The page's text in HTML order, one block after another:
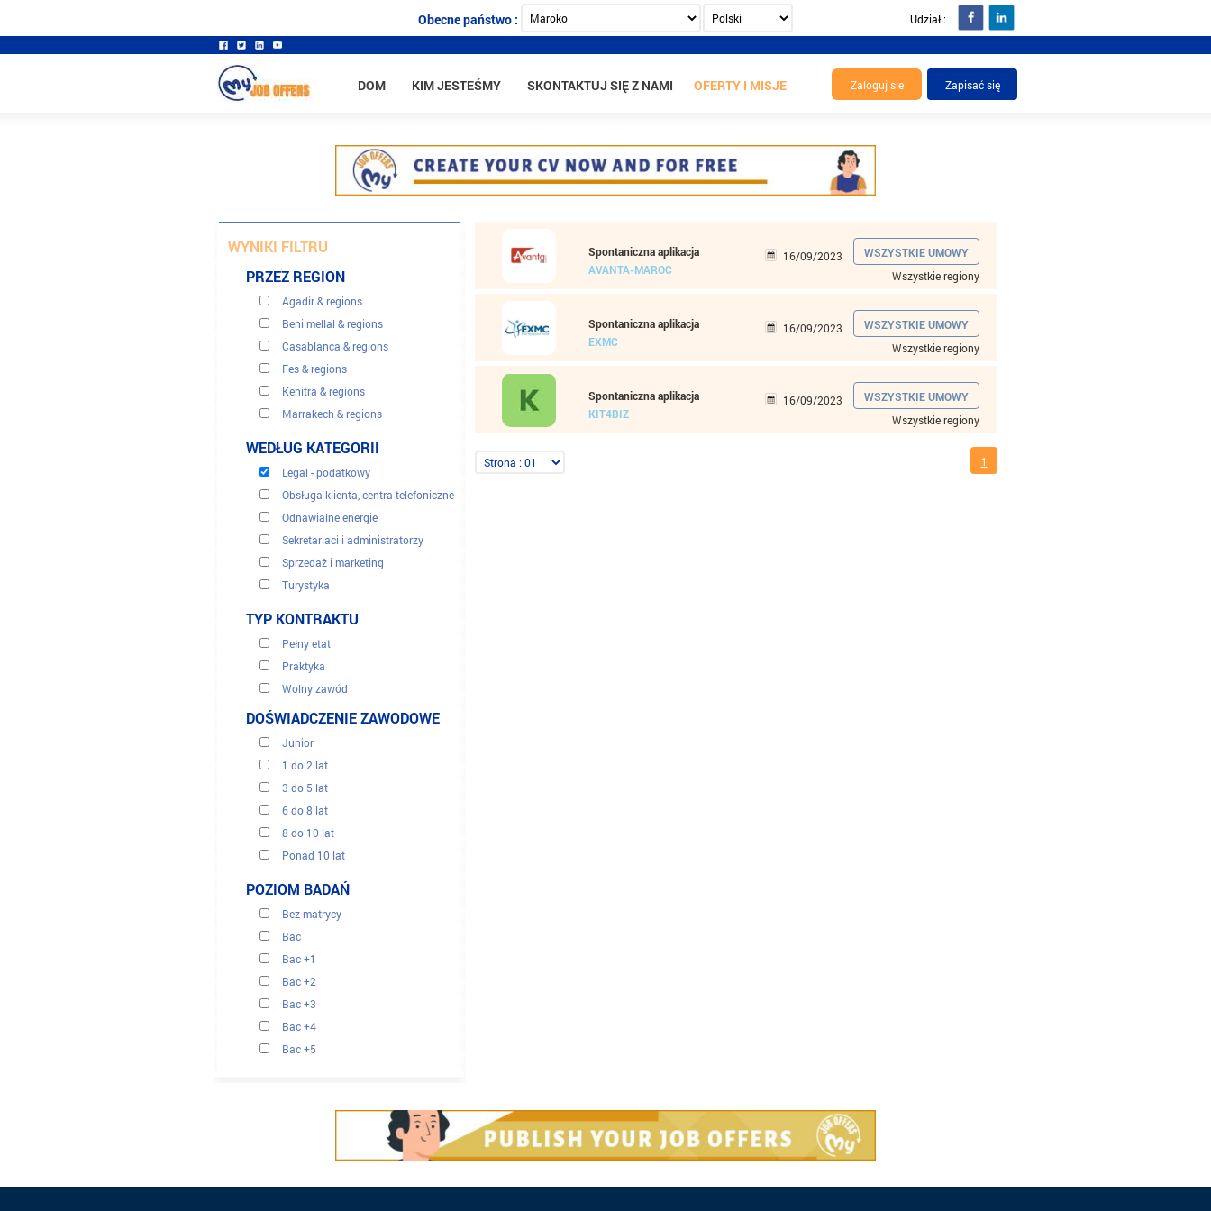
Obecne państwo : Udział :
DOM KIM JESTEŚMY SKONTAKTUJ SIĘ Z NAMI OFERTY I MISJE
WYNIKI FILTRU
PRZEZ REGION
Agadir & regions
Beni mellal & regions
Casablanca & regions
Fes & regions
Kenitra & regions
Marrakech & regions
Rabat & regions
Settat & regions
Tanger & regions
WEDŁUG KATEGORII
Komputer i to
Legal - podatkowy
Obsługa klienta, centra telefoniczne
Odnawialne energie
Sekretariaci i administratorzy
Sprzedaż i marketing
Turystyka
Zdrowie medyczne
TYP KONTRAKTU
Pełny etat
Praktyka
Wolny zawód
Okres przejściowy
DOŚWIADCZENIE ZAWODOWE
Junior
1 do 2 lat
3 do 5 lat
6 do 8 lat
8 do 10 lat
Ponad 10 lat
POZIOM BADAŃ
Bez matrycy
Bac
Bac +1
Bac +2
Bac +3
Bac +4
Bac +5
Spontaniczna aplikacja
AVANTA-MAROC
16/09/2023
WSZYSTKIE UMOWY
Wszystkie regiony
Spontaniczna aplikacja
EXMC
16/09/2023
WSZYSTKIE UMOWY
Wszystkie regiony
Spontaniczna aplikacja
KIT4BIZ
16/09/2023
WSZYSTKIE UMOWY
Wszystkie regiony
1